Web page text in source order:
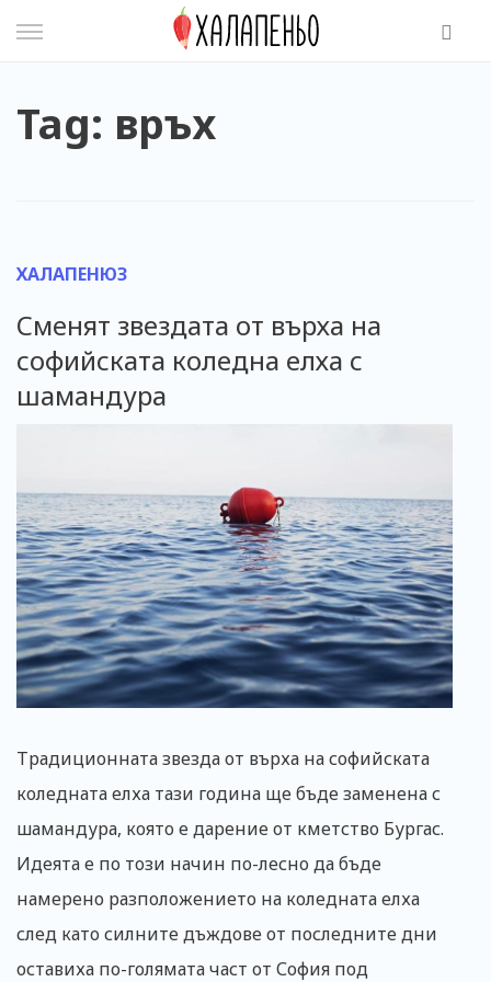
Tag: връх
ХАЛАПЕНЮЗ
Сменят звездата от върха на
софийската коледна елха с
шамандура
Традиционната звезда от върха на софийската
коледната елха тази година ще бъде заменена с
шамандура, която е дарение от кметство Бургас.
Идеята е по този начин по-лесно да бъде
намерено разположението на коледната елха
след като силните дъждове от последните дни
оставиха по-голямата част от София под